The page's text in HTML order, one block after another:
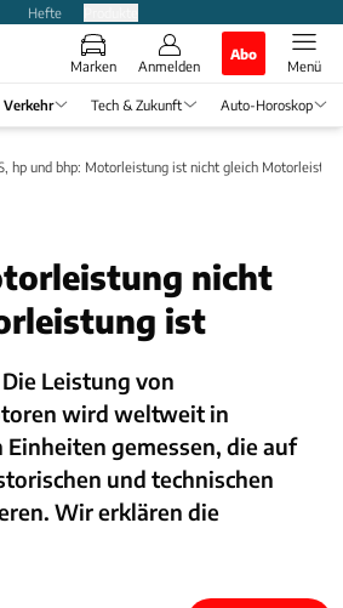
Hefte
Marken Anmelden
Abo
Menü
Verkehr Tech & Zukunft Auto-Horoskop
hp und bhp: Motorleistung ist nicht gleich
nicht
ist
Leistung von
wird weltweit in
gemessen, die auf
und technischen
Wir erklären die